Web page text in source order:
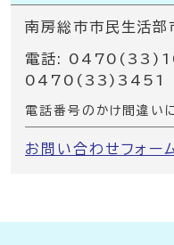
南房総市市民生活部
電話:
0470(33)3451
電話番号のかけ間違い
お問い合わせフォー